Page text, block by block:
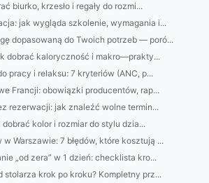
biurko, krzesło i regały do rozmi...
jak wygląda szkolenie, wymagania i...
dopasowaną do Twoich potrzeb — poró...
dobrać kaloryczność i makro—prakty...
pracy i relaksu: 7 kryteriów (ANC, p...
Francji: obowiązki producentów, rap...
rezerwacji: jak znaleźć wolne termin...
dobrać kolor i rozmiar do stylu dzia...
Warszawie: 7 błędów, które kosztują ...
„od zera” w 1 dzień: checklista kro...
krok po kroku? Kompletny prz...